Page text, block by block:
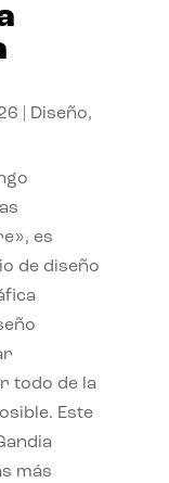
Diseño,
es
de diseño
todo de la
Este
más